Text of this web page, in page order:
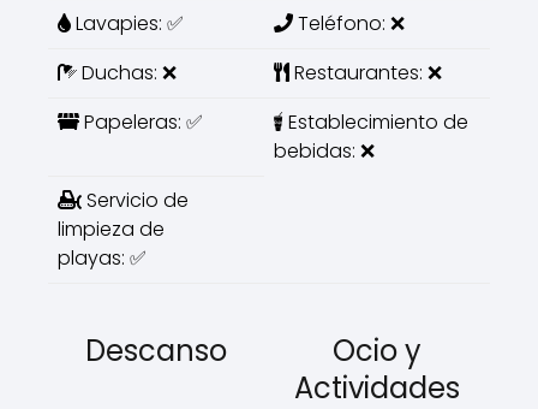
Lavapies: ✅
Teléfono: ❌
Duchas: ❌
Restaurantes: ❌
Papeleras: ✅
Establecimiento de
bebidas: ❌
Servicio de
limpieza de
playas: ✅
Descanso
Ocio y
Actividades